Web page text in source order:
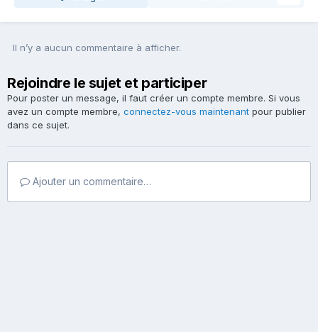
Il n’y a aucun commentaire à afficher.
Rejoindre le sujet et participer
Pour poster un message, il faut créer un compte membre. Si vous
avez un compte membre, connectez-vous maintenant pour publier
dans ce sujet.
Ajouter un commentaire…